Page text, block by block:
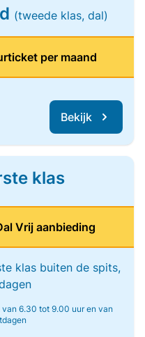
(tweede klas, dal)
per maand
Bekijk
klas
Vrij aanbieding
klas buiten de spits,
6.30 tot 9.00 uur en van